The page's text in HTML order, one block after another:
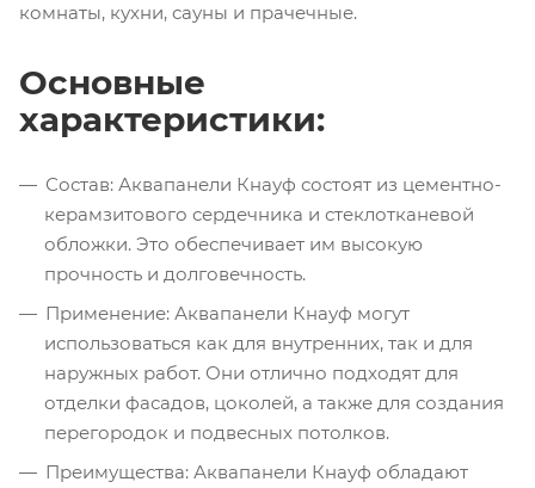
комнаты, кухни, сауны и прачечные.
Основные
характеристики:
Состав: Аквапанели Кнауф состоят из цементно-
керамзитового сердечника и стеклотканевой
обложки. Это обеспечивает им высокую
прочность и долговечность.
Применение: Аквапанели Кнауф могут
использоваться как для внутренних, так и для
наружных работ. Они отлично подходят для
отделки фасадов, цоколей, а также для создания
перегородок и подвесных потолков.
Преимущества: Аквапанели Кнауф обладают